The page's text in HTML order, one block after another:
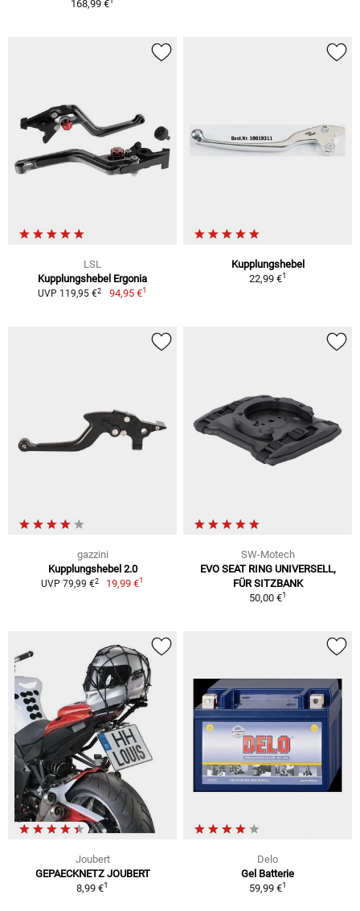
168,99 €
LSL
Kupplungshebel Ergonia
UVP 119,95 €2 94,95 €1
Kupplungshebel
22,99 €1
gazzini
Kupplungshebel 2.0
UVP 79,99 €2 19,99 €1
SW-Motech
EVO SEAT RING UNIVERSELL,
FÜR SITZBANK
50,00 €1
Joubert
GEPAECKNETZ JOUBERT
8,99 €1
Delo
Gel Batterie
59,99 €1